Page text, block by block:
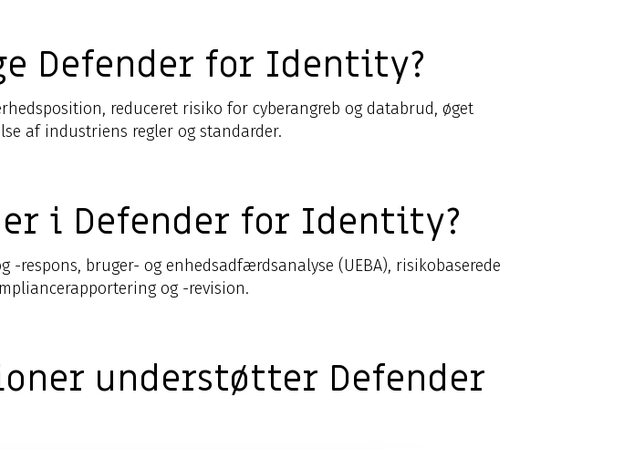
Defender for Identity?
reduceret risiko for cyberangreb og databrud, øget
af industriens regler og standarder.
i Defender for Identity?
bruger- og enhedsadfærdsanalyse (UEBA), risikobaserede
og -revision.
understøtter Defender